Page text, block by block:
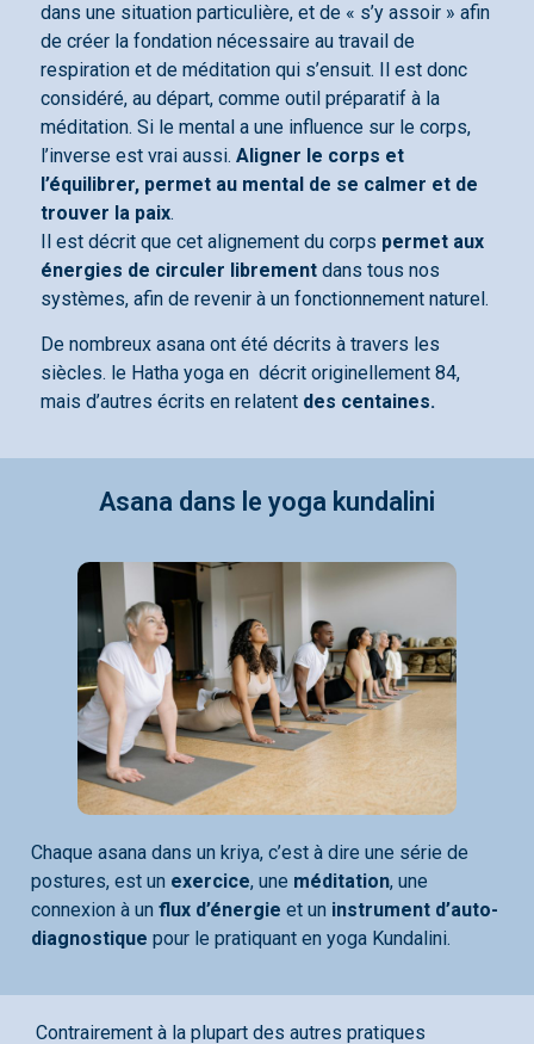
dans une situation particulière, et de « s’y assoir » afin
de créer la fondation nécessaire au travail de
respiration et de méditation qui s’ensuit. Il est donc
considéré, au départ, comme outil préparatif à la
méditation. Si le mental a une influence sur le corps,
l’inverse est vrai aussi. Aligner le corps et
l’équilibrer, permet au mental de se calmer et de
trouver la paix.
Il est décrit que cet alignement du corps permet aux
énergies de circuler librement dans tous nos
systèmes, afin de revenir à un fonctionnement naturel.
De nombreux asana ont été décrits à travers les
siècles. le Hatha yoga en décrit originellement 84,
mais d’autres écrits en relatent des centaines.
Asana dans le yoga kundalini
Chaque asana dans un kriya, c’est à dire une série de
postures, est un exercice, une méditation, une
connexion à un flux d’énergie et un instrument d’auto-
diagnostique pour le pratiquant en yoga Kundalini.
Contrairement à la plupart des autres pratiques